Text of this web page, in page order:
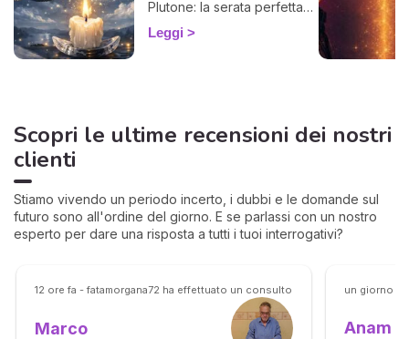
Plutone: la serata perfetta
per liberarti da un legame
che ti prosciuga.
Leggi
Scopri le ultime recensioni dei nostri
clienti
Stiamo vivendo un periodo incerto, i dubbi e le domande sul
futuro sono all'ordine del giorno. E se parlassi con un nostro
esperto per dare una risposta a tutti i tuoi interrogativi?
12 ore fa - fatamorgana72 ha effettuato un consulto
Marco
un giorno
Anam